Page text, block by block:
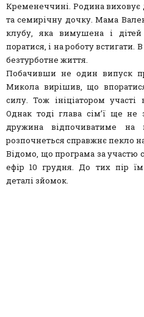
Кременеччині. Родина виховує
та семирічну дочку. Мама
клубу, яка вимушена і
поратися, і на роботу встигати.
безтурботне життя.
Побачивши не один випуск
Микола вирішив, що
силу. Тож ініціатором
Однак тоді глава сім’ї ще не
дружина відпочиватиме
розпочнеться справжнє пекло
Відомо, що програма за участю
ефір 10 грудня. До тих пір
деталі зйомок.